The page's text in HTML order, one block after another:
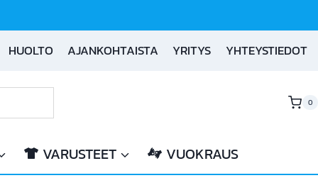
HUOLTO AJANKOHTAISTA YRITYS YHTEYSTIEDOT
0
VARUSTEET VUOKRAUS